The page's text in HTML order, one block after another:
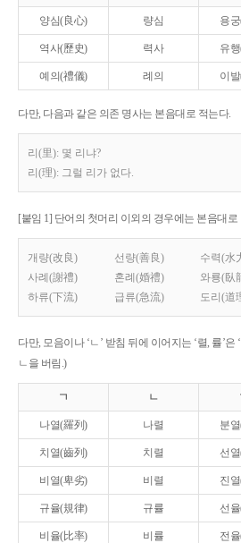
양심(良心) 량심 용
역사(歷史) 력사 유
예의(禮儀) 례의 이
다만, 다음과 같은 의존 명사는 본음대로 적는다.
리(里): 몇 리냐?
리(理): 그럴 리가 없다.
[붙임 1] 단어의 첫머리 이외의 경우에는 본음대로
개량(改良) 선량(善良) 수력(水
사례(謝禮)
혼례(婚禮) 와룡(臥
하류(下流)
급류(急流) 도리(道
다만, 모음이나 ‘ㄴ’ 받침 뒤에 이어지는 ‘렬, 률’은
ㄴ을 버림.)
ㄱ ㄴ
나열(羅列) 나렬 분
치열(齒列) 치렬 선
비열(卑劣) 비렬 진
규율(規律) 규률 선
비율(比率) 비률 전